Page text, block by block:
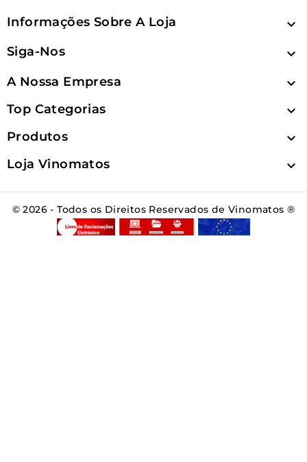
Informações Sobre A Loja 
Siga-Nos 
A Nossa Empresa 
Top Categorias 
Produtos 
Loja Vinomatos 
© 2026 - Todos os Direitos Reservados de Vinomatos ®